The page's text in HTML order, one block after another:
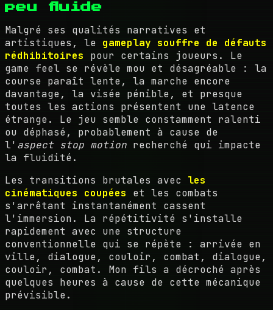
peu fluide
Malgré ses qualités narratives et
artistiques, le gameplay souffre de défauts
rédhibitoires pour certains joueurs. Le
game feel se révèle mou et désagréable : la
course paraît lente, la marche encore
davantage, la visée pénible, et presque
toutes les actions présentent une latence
étrange. Le jeu semble constamment ralenti
ou déphasé, probablement à cause de
l' aspect stop motion recherché qui impacte
la fluidité.
Les transitions brutales avec les
cinématiques coupées et les combats
s'arrêtant instantanément cassent
l'immersion. La répétitivité s'installe
rapidement avec une structure
conventionnelle qui se répète : arrivée en
ville, dialogue, couloir, combat, dialogue,
couloir, combat. Mon fils a décroché après
quelques heures à cause de cette mécanique
prévisible.